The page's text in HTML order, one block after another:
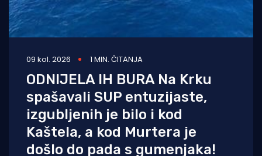
09 kol. 2026 1 MIN. ČITANJA
ODNIJELA IH BURA Na Krku
spašavali SUP entuzijaste,
izgubljenih je bilo i kod
Kaštela, a kod Murtera je
došlo do pada s gumenjaka!